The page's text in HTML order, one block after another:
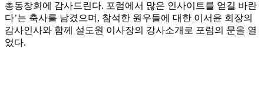
총동창회에 감사드린다. 포럼에서 많은 인사이트를 얻길 바란
다’는 축사를 남겼으며, 참석한 원우들에 대한 이서윤 회장의
감사인사와 함께 설도원 이사장의 강사소개로 포럼의 문을 열
었다.